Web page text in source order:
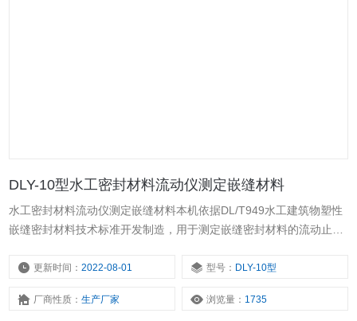
DLY-10型水工密封材料流动仪测定嵌缝材料
水工密封材料流动仪测定嵌缝材料本机依据DL/T949水工建筑物塑性
嵌缝密封材料技术标准开发制造，用于测定嵌缝密封材料的流动止水
更新时间：2022-08-01 型号： DLY-10型
厂商性质：生产厂家 浏览量： 1735